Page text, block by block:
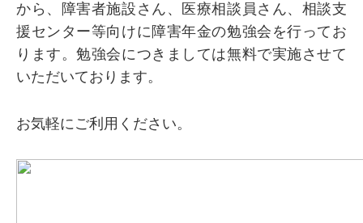
から、障害者施設さん、医療相談員さん、相談支
援センター等向けに障害年金の勉強会を行ってお
ります。勉強会につきましては無料で実施させて
いただいております。
お気軽にご利用ください。